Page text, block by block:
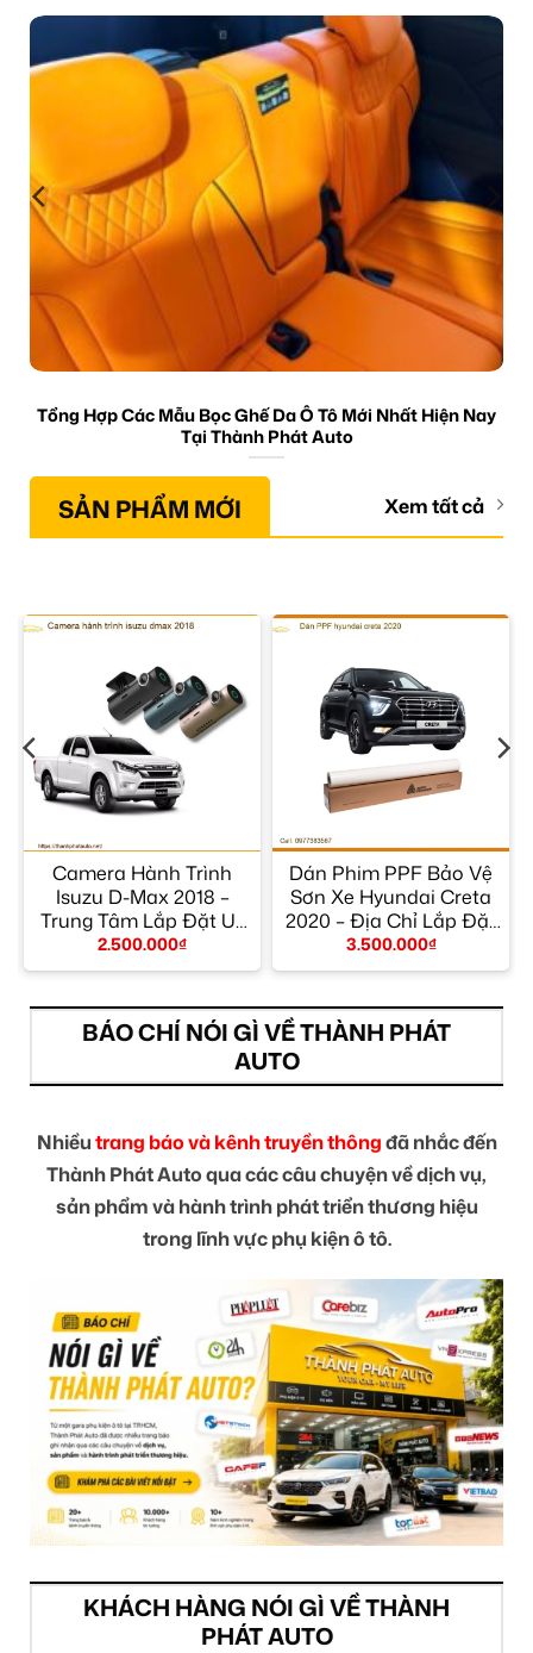
Tổng Hợp Các Mẫu Bọc Ghế Da Ô Tô Mới Nhất Hiện Nay
Tại Thành Phát Auto
SẢN PHẨM MỚI Xem tất cả
Camera Hành Trình
Isuzu D-Max 2018 –
Trung Tâm Lắp Đặt Uy
Tín TPHCM
2.500.000₫
Dán Phim PPF Bảo Vệ
Sơn Xe Hyundai Creta
2020 – Địa Chỉ Lắp Đặt
Uy Tín TPHCM
3.500.000₫
BÁO CHÍ NÓI GÌ VỀ THÀNH PHÁT
AUTO
Nhiềutrang báo và kênh truyền thôngđã nhắc đến
Thành Phát Auto qua các câu chuyện về dịch vụ,
sản phẩm và hành trình phát triển thương hiệu
trong lĩnh vực phụ kiện ô tô.
KHÁCH HÀNG NÓI GÌ VỀ THÀNH
PHÁT AUTO